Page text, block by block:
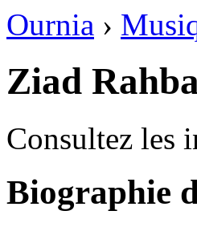
Ournia ›
Ziad
Consultez les
Biographie